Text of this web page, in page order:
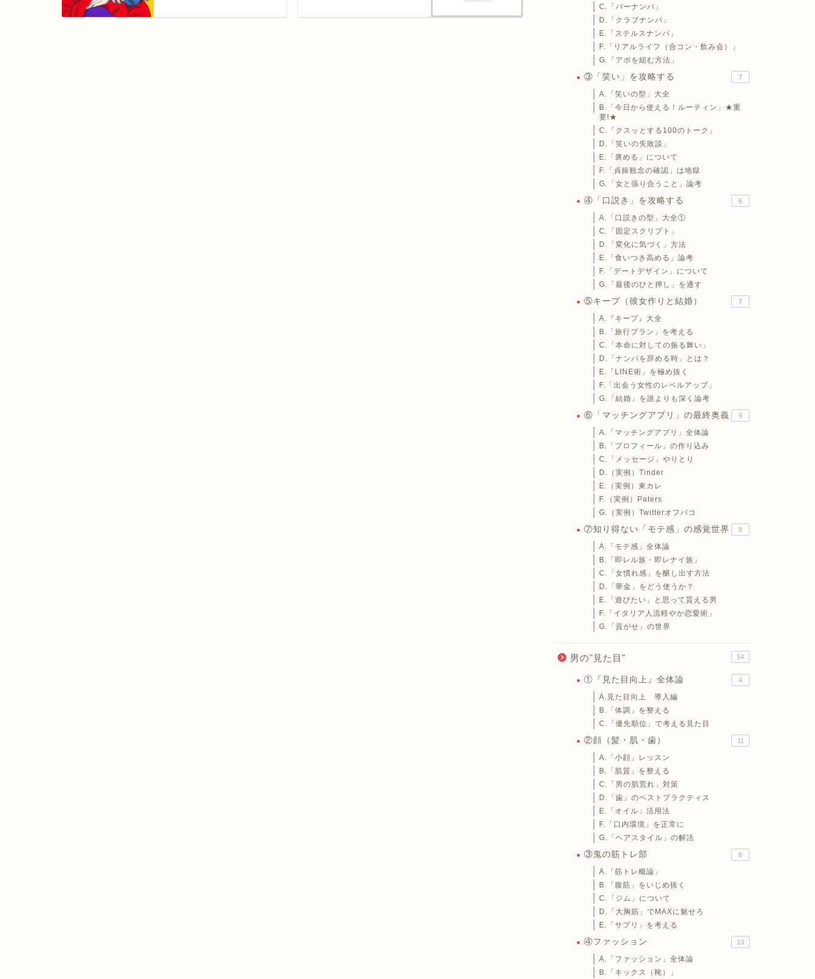
C.「バーナンパ」
D.「クラブナンパ」
E.「ステルスナンパ」
F.「リアルライフ（合コン・飲み会）」
G.「アポを組む方法」
③「笑い」を攻略する 7
A.「笑いの型」大全
B.「今日から使える！ルーティン」★重
要!★
C.「クスッとする100のトーク」
D.「笑いの失敗談」
E.「褒める」について
F.「貞操観念の確認」は地獄
G.「女と張り合うこと」論考
④「口説き」を攻略する 6
A.「口説きの型」大全①
C.「固定スクリプト」
D.「変化に気づく」方法
E.「食いつき高める」論考
F.「デートデザイン」について
G.「最後のひと押し」を通す
⑤キープ（彼女作りと結婚） 7
A.『キープ』大全
B.「旅行プラン」を考える
C.「本命に対しての振る舞い」
D.「ナンパを辞める時」とは？
E.「LINE術」を極め抜く
F.「出会う女性のレベルアップ」
G.「結婚」を誰よりも深く論考
⑥「マッチングアプリ」の最終奥義 9
A.「マッチングアプリ」全体論
B.「プロフィール」の作り込み
C.「メッセージ」やりとり
D.（実例）Tinder
E.（実例）東カレ
F.（実例）Paters
G.（実例）Twitterオフパコ
⑦知り得ない「モテ感」の感覚世界 8
A.「モテ感」全体論
B.「即レル族・即レナイ族」
C.「女慣れ感」を醸し出す方法
D.「華金」をどう使うか？
E.「遊びたい」と思って貰える男
F.「イタリア人流軽やか恋愛術」
G.「貢がせ」の世界
男の"見た目" 54
①『見た目向上』全体論 4
A.見た目向上 導入編
B.「体調」を整える
C.「優先順位」で考える見た目
②顔（髪・肌・歯） 11
A.「小顔」レッスン
B.「肌質」を整える
C.「男の肌荒れ」対策
D.「歯」のベストプラクティス
E.「オイル」活用法
F.「口内環境」を正常に
G.「ヘアスタイル」の解法
③鬼の筋トレ部 6
A.「筋トレ概論」
B.「腹筋」をいじめ抜く
C.「ジム」について
D.「大胸筋」でMAXに魅せろ
E.「サプリ」を考える
④ファッション 13
A.「ファッション」全体論
B.「キックス（靴）」